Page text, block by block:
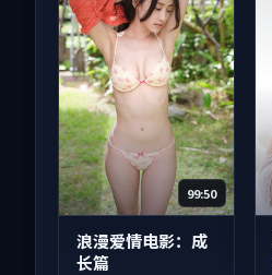
99:50
浪漫爱情电影：成
长篇